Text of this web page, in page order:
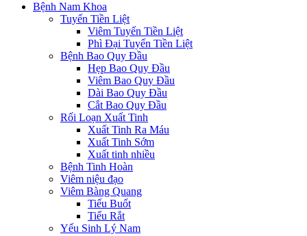
Bệnh Nam Khoa
Tuyến Tiền Liệt
Viêm Tuyến Tiền Liệt
Phì Đại Tuyến Tiền Liệt
Bệnh Bao Quy Đầu
Hẹp Bao Quy Đầu
Viêm Bao Quy Đầu
Dài Bao Quy Đầu
Cắt Bao Quy Đầu
Rối Loạn Xuất Tinh
Xuất Tinh Ra Máu
Xuất Tinh Sớm
Xuất tinh nhiều
Bệnh Tinh Hoàn
Viêm niệu đạo
Viêm Bàng Quang
Tiểu Buốt
Tiểu Rắt
Yếu Sinh Lý Nam